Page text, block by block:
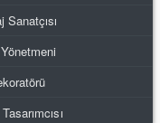
Sanatçısı